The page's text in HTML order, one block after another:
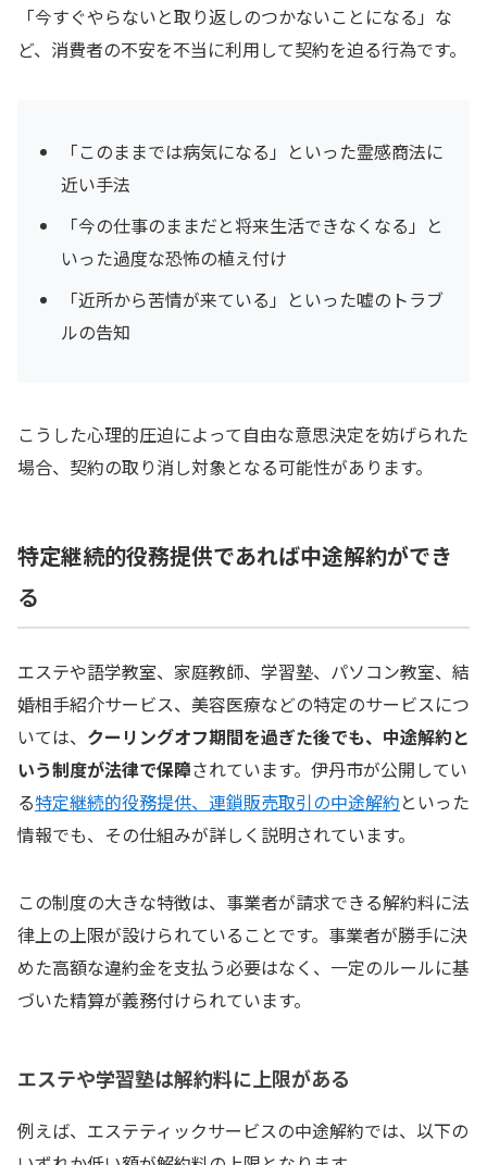
「今すぐやらないと取り返しのつかないことになる」な
ど、消費者の不安を不当に利用して契約を迫る行為です。
「このままでは病気になる」といった霊感商法に
近い手法
「今の仕事のままだと将来生活できなくなる」と
いった過度な恐怖の植え付け
「近所から苦情が来ている」といった嘘のトラブ
ルの告知
こうした心理的圧迫によって自由な意思決定を妨げられた
場合、契約の取り消し対象となる可能性があります。
特定継続的役務提供であれば中途解約ができ
る
エステや語学教室、家庭教師、学習塾、パソコン教室、結
婚相手紹介サービス、美容医療などの特定のサービスにつ
いては、 クーリングオフ期間を過ぎた後でも、中途解約と
いう制度が法律で保障されています。伊丹市が公開してい
る特定継続的役務提供、連鎖販売取引の中途解約といった
情報でも、その仕組みが詳しく説明されています。
この制度の大きな特徴は、事業者が請求できる解約料に法
律上の上限が設けられていることです。事業者が勝手に決
めた高額な違約金を支払う必要はなく、一定のルールに基
づいた精算が義務付けられています。
エステや学習塾は解約料に上限がある
例えば、エステティックサービスの中途解約では、以下の